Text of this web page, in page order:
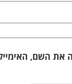
את השם,